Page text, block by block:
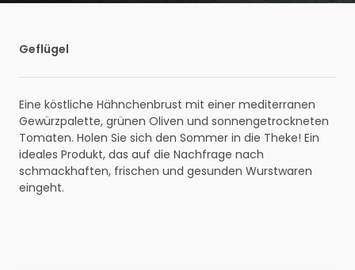
Geflügel
Eine köstliche Hähnchenbrust mit einer mediterranen
Gewürzpalette, grünen Oliven und sonnengetrockneten
Tomaten. Holen Sie sich den Sommer in die Theke! Ein
ideales Produkt, das auf die Nachfrage nach
schmackhaften, frischen und gesunden Wurstwaren
eingeht.